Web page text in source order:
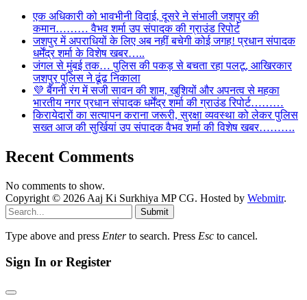
एक अधिकारी को भावभीनी विदाई, दूसरे ने संभाली जशपुर की
कमान……… वैभव शर्मा उप संपादक की ग्राउंड रिपोर्ट
जशपुर में अपराधियों के लिए अब नहीं बचेगी कोई जगह! प्रधान संपादक
धर्मेंद्र शर्मा के विशेष खबर…..
जंगल से मुंबई तक… पुलिस की पकड़ से बचता रहा पलटू, आखिरकार
जशपुर पुलिस ने ढूंढ निकाला
💜 बैंगनी रंग में सजी सावन की शाम, खुशियों और अपनत्व से महका
भारतीय नगर प्रधान संपादक धर्मेंद्र शर्मा की ग्राउंड रिपोर्ट………
किरायेदारों का सत्यापन कराना जरूरी, सुरक्षा व्यवस्था को लेकर पुलिस
सख्त आज की सुर्खियां उप संपादक वैभव शर्मा की विशेष खबर……….
Recent Comments
No comments to show.
Copyright © 2026 Aaj Ki Surkhiya MP CG. Hosted by Webmitr.
Submit
Type above and press Enterto search. Press Esc to cancel.
Sign In or Register